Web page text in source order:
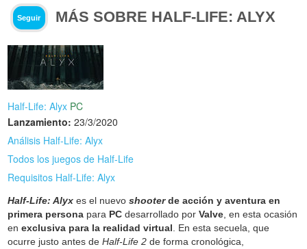
Seguir MÁS SOBRE HALF-LIFE: ALYX
Half-Life: Alyx PC
Lanzamiento: 23/3/2020
Análisis Half-Life: Alyx
Todos los juegos de Half-Life
Requisitos Half-Life: Alyx
Half-Life: Alyx es el nuevo shooterde acción y aventura en
primera persona para PC desarrollado porValve, en esta ocasión
enexclusiva para la realidad virtual. En esta secuela, que
ocurre justo antes deHalf-Life 2 de forma cronológica,